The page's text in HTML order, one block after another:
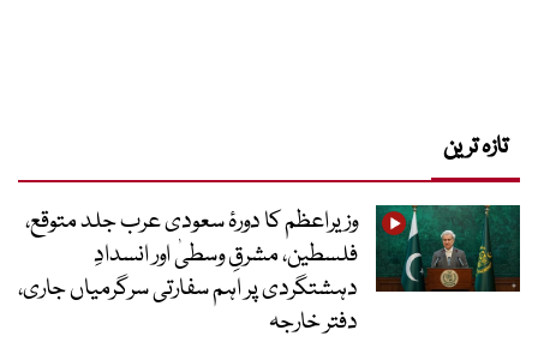
تازہ ترین
وزیراعظم کا دورۂ سعودی عرب جلد متوقع،
فلسطین، مشرقِ وسطیٰ اور انسدادِ
دہشتگردی پر اہم سفارتی سرگرمیاں جاری،
دفتر خارجہ